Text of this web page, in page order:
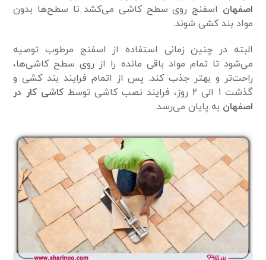
اصفهان اسفنج روی سطح کاشی می‌کشد تا سطح‌ها بدون
مواد بند کشی شوند.
البته در چنین زمانی استفاده از اسفنج مرطوب توصیه
می‌شود تا تمام مواد باقی مانده را از روی سطح کاشی‌ها،
راحت‌تر و بهتر جذب کند. پس از اتمام فرایند بند کشی و
گذشت ۱ الی ۲ روز، فرایند نصب کاشی توسط
کاشی کار در
اصفهان به پایان می‌رسد.